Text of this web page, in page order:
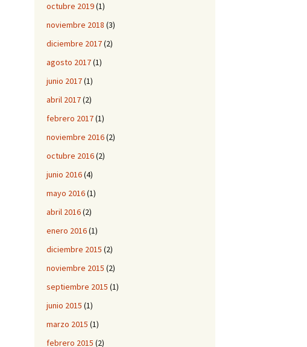
octubre 2019(1)
noviembre 2018 (3)
diciembre 2017(2)
agosto 2017(1)
junio 2017(1)
abril 2017(2)
febrero 2017(1)
noviembre 2016(2)
octubre 2016(2)
junio 2016(4)
mayo 2016(1)
abril 2016(2)
enero 2016(1)
diciembre 2015 (2)
noviembre 2015 (2)
septiembre 2015 (1)
junio 2015 (1)
marzo 2015 (1)
febrero 2015 (2)